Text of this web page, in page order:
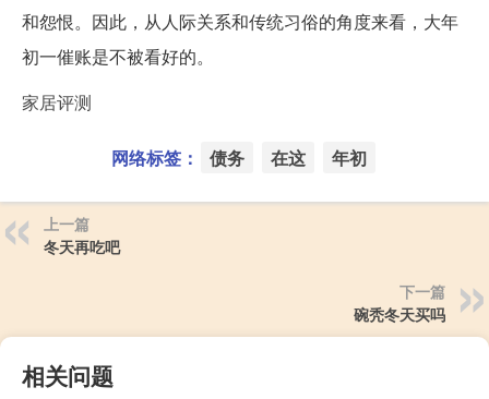
和怨恨。因此，从人际关系和传统习俗的角度来看，大年
初一催账是不被看好的。
家居评测
网络标签： 债务 在这 年初
上一篇
冬天再吃吧
下一篇
碗秃冬天买吗
相关问题